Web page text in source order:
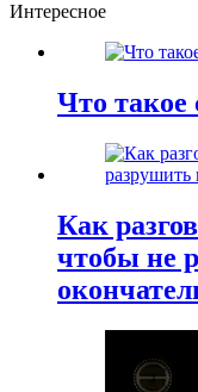
Интересное
Что такое
Как
чтобы не